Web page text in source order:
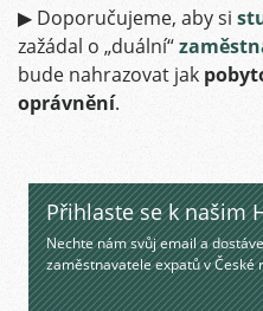
▶ Doporučujeme, aby si
zažádal o „duální“
bude nahrazovat jak
oprávnění.
Přihlaste se k našim
Nechte nám svůj email a
zaměstnavatele expatů v České